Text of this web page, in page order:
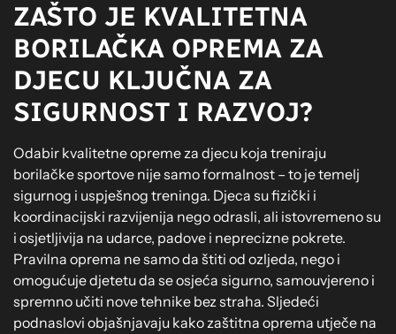
ZAŠTO JE KVALITETNA
BORILAČKA OPREMA ZA
DJECU KLJUČNA ZA
SIGURNOST I RAZVOJ?
Odabir kvalitetne opreme za djecu koja treniraju
borilačke sportove nije samo formalnost – to je temelj
sigurnog i uspješnog treninga. Djeca su fizički i
koordinacijski razvijenija nego odrasli, ali istovremeno su
i osjetljivija na udarce, padove i neprecizne pokrete.
Pravilna oprema ne samo da štiti od ozljeda, nego i
omogućuje djetetu da se osjeća sigurno, samouvjereno i
spremno učiti nove tehnike bez straha. Sljedeći
podnaslovi objašnjavaju kako zaštitna oprema utječe na